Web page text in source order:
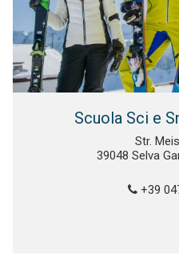
Scuola Sci e
Str.
39048 Selva
+39